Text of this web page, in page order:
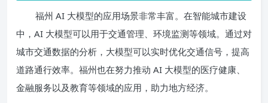
福州 AI 大模型的应用场景非常丰富。在智能城市建设
中，AI 大模型可以用于交通管理、环境监测等领域。通过对
城市交通数据的分析，大模型可以实时优化交通信号，提高
道路通行效率。福州也在努力推动 AI 大模型的医疗健康、
金融服务以及教育等领域的应用，助力地方经济。